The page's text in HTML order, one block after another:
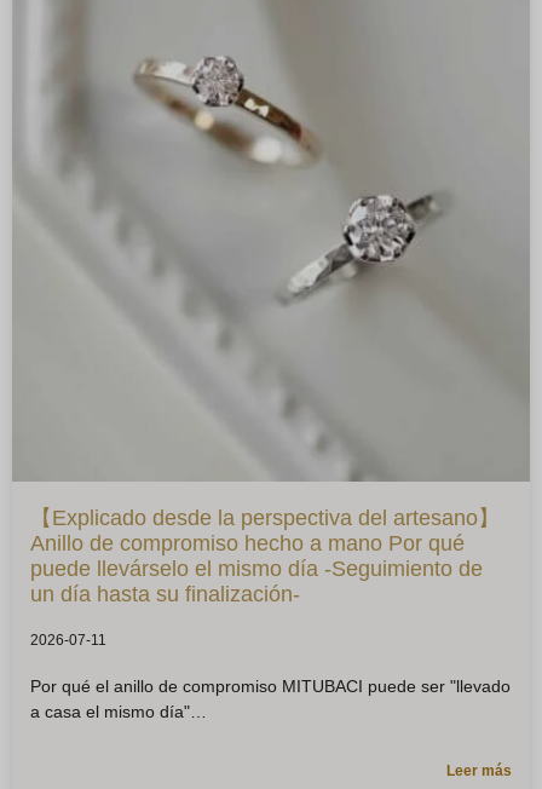
【Explicado desde la perspectiva del artesano】
Anillo de compromiso hecho a mano Por qué
puede llevárselo el mismo día -Seguimiento de
un día hasta su finalización-
2026-07-11
Por qué el anillo de compromiso MITUBACI puede ser "llevado
a casa el mismo día"
Leer más